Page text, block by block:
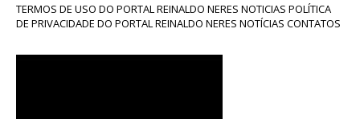
TERMOS DE USO DO PORTAL REINALDO NERES NOTICIAS POLÍTICA
DE PRIVACIDADE DO PORTAL REINALDO NERES NOTÍCIAS CONTATOS